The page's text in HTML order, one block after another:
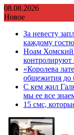
Перейти
к
08.08.2026
Новое
За невесту
каждому
Ноам
«Королева
общежития до
С кем жил
мы ее все
15 смс,